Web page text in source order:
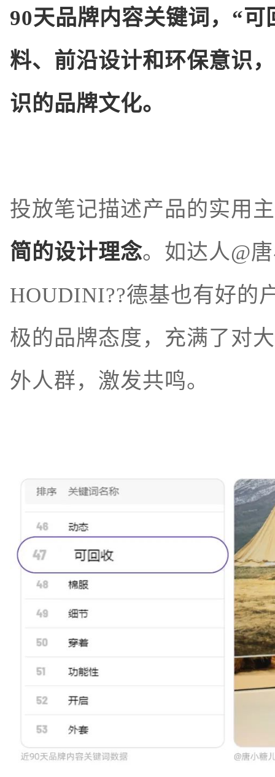
90天品牌内容关键词，“
料、前沿设计和环保意识
识的品牌文化。
投放笔记描述产品的实用
简的设计理念。如达人@
HOUDINI??德基也有好的
极的品牌态度，充满了对
外人群，激发共鸣。